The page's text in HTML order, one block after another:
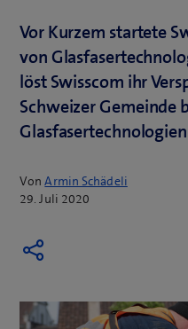
Vor Kurzem startete
von
löst Swisscom ihr
Schweizer Gemeinde
VonArmin Schädeli
29. Juli 2020